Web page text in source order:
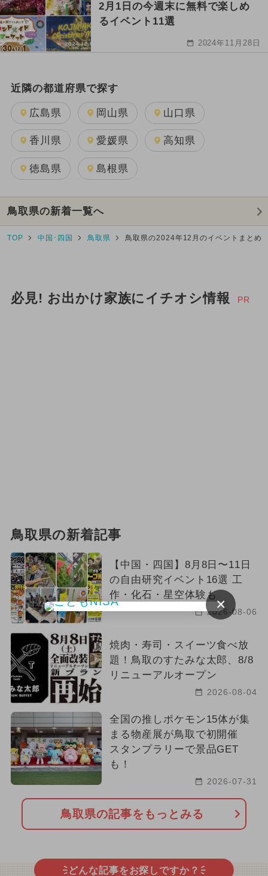
2月1日の今週末に無料で楽しめ
るイベント11選
2024年11月28日
近隣の都道府県で探す
広島県 岡山県 山口県
香川県 愛媛県 高知県
徳島県 島根県
鳥取県の新着一覧へ
TOP 中国･四国 鳥取県 鳥取県の2024年12月のイベントまとめ
必見! お出かけ家族にイチオシ情報 PR
鳥取県の新着記事
【中国・四国】8月8日〜11日
の自由研究イベント16選 工
作・化石・星空体験も
2026-08-06
焼肉・寿司・スイーツ食べ放
題！鳥取のすたみな太郎、8/8
リニューアルオープン
2026-08-04
全国の推しポケモン15体が集
まる物産展が鳥取で初開催
スタンプラリーで景品GET
も！
2026-07-31
鳥取県の記事をもっとみる
どんな記事をお探しですか？
×